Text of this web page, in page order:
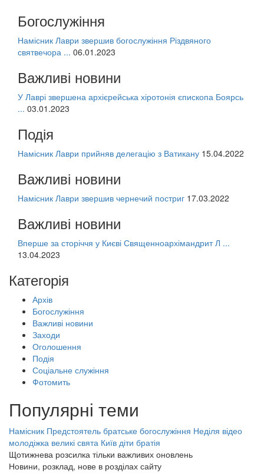
Богослужіння
Намісник Лаври звершив богослужіння Різдвяного
святвечора ... 06.01.2023
Важливі новини
У Лаврі звершена архієрейська хіротонія єпископа Боярсь
... 03.01.2023
Подія
Намісник Лаври прийняв делегацію з Ватикану 15.04.2022
Важливі новини
Намісник Лаври звершив чернечий постриг 17.03.2022
Важливі новини
Вперше за сторіччя у Києві Священноархімандрит Л ...
13.04.2023
Категорія
Архів
Богослужіння
Важливі новини
Заходи
Оголошення
Подія
Соціальне служіння
Фотомить
Популярні теми
Намісник Предстоятель братське богослужіння Неділя відео
молодіжка великі свята Київ діти братія
Щотижнева розсилка тільки важливих оновлень
Новини, розклад, нове в розділах сайту